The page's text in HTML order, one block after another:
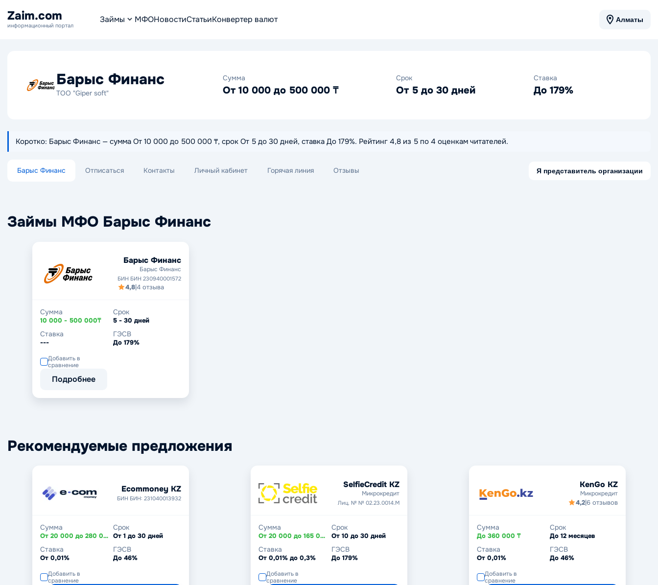
Zaim.com
информационный портал
Займы МФОНовостиСтатьиКонвертер валют Алматы
Барыс Финанс
ТОО "Giper soft"
Сумма
От 10 000 до 500 000 ₸
Срок
От 5 до 30 дней
Ставка
До 179%
Коротко: Барыс Финанс — сумма От 10 000 до 500 000 ₸, срок От 5 до 30 дней, ставка До 179%. Рейтинг 4,8 из 5 по 4 оценкам читателей.
Барыс Финанс Отписаться Контакты Личный кабинет Горячая линия Отзывы Я представитель организации
Займы МФО Барыс Финанс
Барыс Финанс
Барыс Финанс
БИН БИН 230940001572
4,8|4 отзыва
Сумма
10 000 - 500 000₸
Срок
5 - 30 дней
Ставка
---
ГЭСВ
До 179%
Добавить в
сравнение
Подробнее
Рекомендуемые предложения
Ecommoney KZ
БИН БИН: 231040013932
Сумма
От 20 000 до 280 000 ₸
Срок
От 1 до 30 дней
Ставка
От 0,01%
ГЭСВ
До 46%
Добавить в
сравнение
SelfieCredit KZ
Микрокредит
Лиц. № № 02.23.0014.М
Сумма
От 20 000 до 165 000 ₸
Срок
От 10 до 30 дней
Ставка
От 0,01% до 0,3%
ГЭСВ
До 179%
Добавить в
сравнение
KenGo KZ
Микрокредит
4,2|6 отзывов
Сумма
До 360 000 ₸
Срок
До 12 месяцев
Ставка
От 0,01%
ГЭСВ
До 46%
Добавить в
сравнение